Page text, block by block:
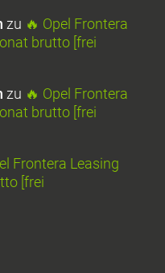
zu 🔥 Opel Frontera
brutto [frei
zu 🔥 Opel Frontera
brutto [frei
Frontera Leasing
[frei